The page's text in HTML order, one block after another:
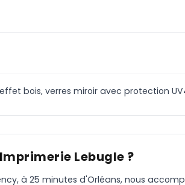
bois, verres miroir avec protection
Lebugle ?
à 25 minutes d'Orléans, nous